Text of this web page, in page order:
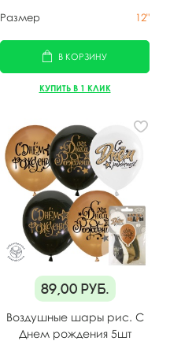
Размер 12"
В КОРЗИНУ
КУПИТЬ В 1 КЛИК
89,00 руб.
Воздушные шары рис. С
Днем рождения 5шт